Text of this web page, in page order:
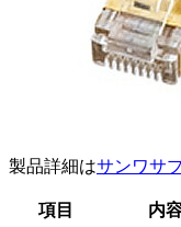
製品詳細はサンワサ
項目
内